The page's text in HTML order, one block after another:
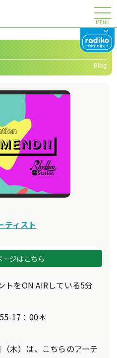
MENU
Blog
ティスト
ジはこちら
トをON AIRしている5分
17：00＊
木）は、こちらのアーテ